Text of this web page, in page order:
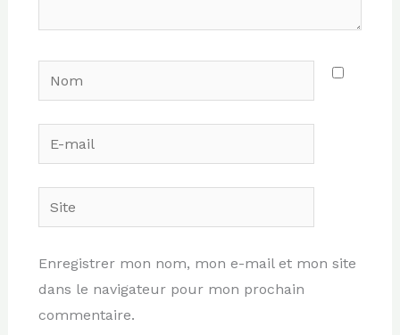
Nom
E-
mail
Site
Enregistrer mon nom, mon e-mail et mon site
dans le navigateur pour mon prochain
commentaire.